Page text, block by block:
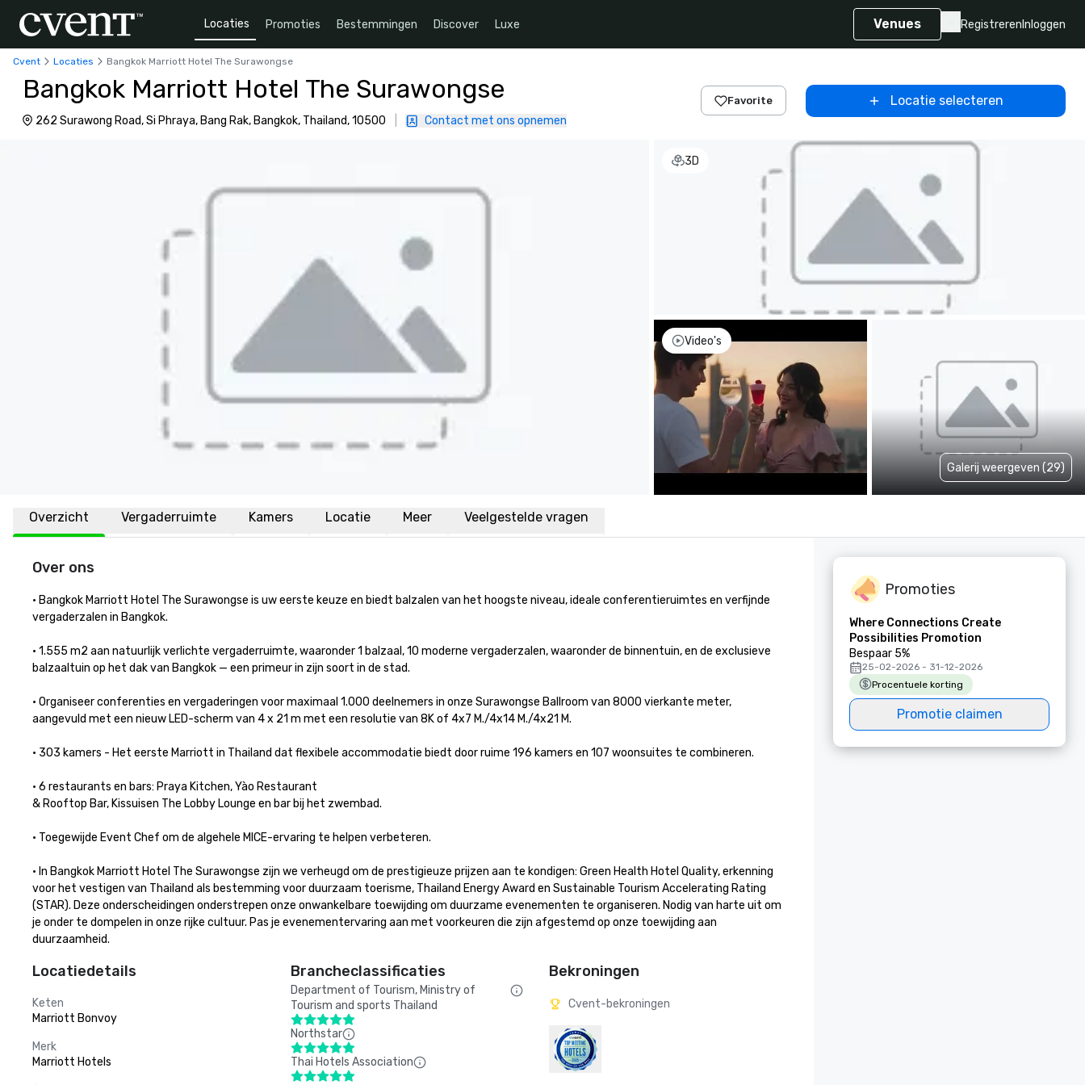
Locaties Promoties Bestemmingen Discover Luxe Venues Registreren Inloggen
Cvent Locaties Bangkok Marriott Hotel The Surawongse
Bangkok Marriott Hotel The Surawongse
262 Surawong Road, Si Phraya, Bang Rak, Bangkok, Thailand, 10500 Contact met ons opnemen
Favorite Locatie selecteren
3D
Video's
Galerij weergeven (29)
Overzicht Vergaderruimte Kamers Locatie Meer Veelgestelde vragen
Over ons
• Bangkok Marriott Hotel The Surawongse is uw eerste keuze en biedt balzalen van het hoogste niveau, ideale conferentieruimtes en verfijnde
vergaderzalen in Bangkok.
• 1.555 m2 aan natuurlijk verlichte vergaderruimte, waaronder 1 balzaal, 10 moderne vergaderzalen, waaronder de binnentuin, en de exclusieve
balzaaltuin op het dak van Bangkok — een primeur in zijn soort in de stad.
• Organiseer conferenties en vergaderingen voor maximaal 1.000 deelnemers in onze Surawongse Ballroom van 8000 vierkante meter,
aangevuld met een nieuw LED-scherm van 4 x 21 m met een resolutie van 8K of 4x7 M./4x14 M./4x21 M.
• 303 kamers - Het eerste Marriott in Thailand dat flexibele accommodatie biedt door ruime 196 kamers en 107 woonsuites te combineren.
• 6 restaurants en bars: Praya Kitchen, Yào Restaurant
& Rooftop Bar, Kissuisen The Lobby Lounge en bar bij het zwembad.
• Toegewijde Event Chef om de algehele MICE-ervaring te helpen verbeteren.
• In Bangkok Marriott Hotel The Surawongse zijn we verheugd om de prestigieuze prijzen aan te kondigen: Green Health Hotel Quality, erkenning
voor het vestigen van Thailand als bestemming voor duurzaam toerisme, Thailand Energy Award en Sustainable Tourism Accelerating Rating
(STAR). Deze onderscheidingen onderstrepen onze onwankelbare toewijding om duurzame evenementen te organiseren. Nodig van harte uit om
je onder te dompelen in onze rijke cultuur. Pas je evenementervaring aan met voorkeuren die zijn afgestemd op onze toewijding aan
duurzaamheid.
Locatiedetails
Keten
Marriott Bonvoy
Merk
Marriott Hotels
Brancheclassificaties
Department of Tourism, Ministry of
Tourism and sports Thailand
Northstar
Thai Hotels Association
Bekroningen
Cvent-bekroningen
Promoties
Where Connections Create
Possibilities Promotion
Bespaar 5%
25-02-2026 - 31-12-2026
Procentuele korting
Promotie claimen